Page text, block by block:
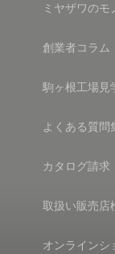
ミヤザワのモ
創業者コラム
駒ヶ根工場
よくある質問
カタログ請求
取扱い販売店
オンラインシ